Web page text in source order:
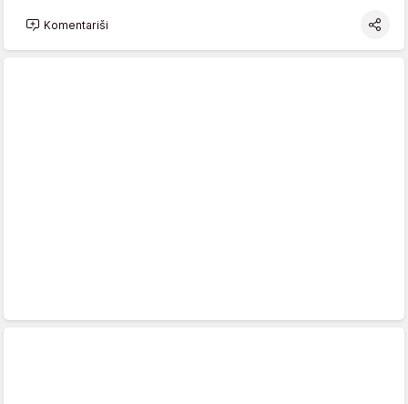
Komentariši